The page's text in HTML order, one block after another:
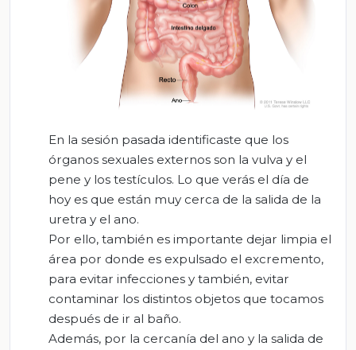
En la sesión pasada identificaste que los
órganos sexuales externos son la vulva y el
pene y los testículos. Lo que verás el día de
hoy es que están muy cerca de la salida de la
uretra y el ano.
Por ello, también es importante dejar limpia el
área por donde es expulsado el excremento,
para evitar infecciones y también, evitar
contaminar los distintos objetos que tocamos
después de ir al baño.
Además, por la cercanía del ano y la salida de